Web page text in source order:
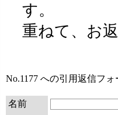
す。
重ねて、お
No.1177 への引用返信フ
名前